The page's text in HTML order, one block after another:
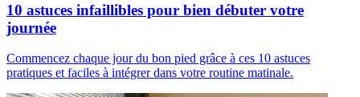
10 astuces infaillibles pour bien débuter votre
journée
Commencez chaque jour du bon pied grâce à ces 10 astuces
pratiques et faciles à intégrer dans votre routine matinale.